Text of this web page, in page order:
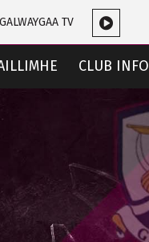
GALWAYGAA TV
CLUB INFO